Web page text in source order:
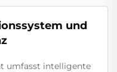
und
umfasst intelligente